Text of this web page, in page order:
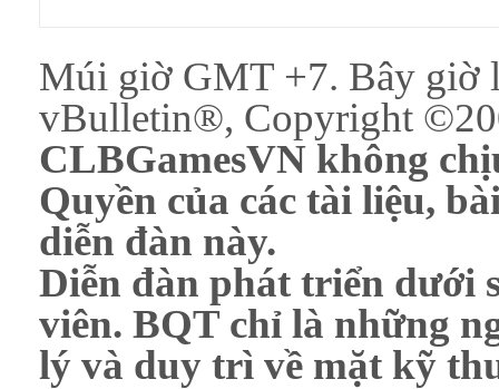
Múi giờ GMT +7. Bây giờ
vBulletin®, Copyright
CLBGamesVN không
Quyền của các tài liệu,
diễn đàn này.
Diễn đàn phát triển dưới
viên. BQT chỉ là những
lý và duy trì về mặt kỹ